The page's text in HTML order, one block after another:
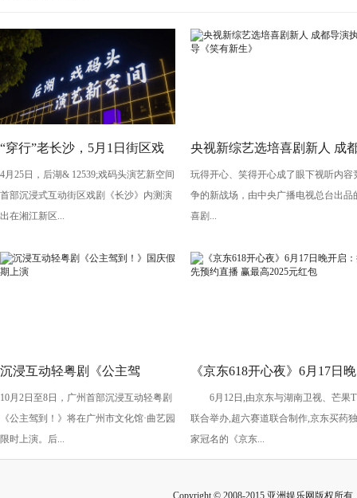
“穿行”老长沙，5月1日街区戏
剧《长沙》将亮相“后湖・戏码
头”
4月25日，后湖& 12539;戏码头演艺新空间
首部沉浸式互动街区戏剧《长沙》内测演
出在湘江新区...
央视新综艺选培喜剧新人 成
导演执导《笑有新生》
玩得开心、笑得开心成了眼下视听内容
争的新战场，由中央广播电视总台出品
喜剧...
沉浸互动轻粤剧《公主驾
到！》国庆假期上演
10月2日至8日，广州首部沉浸互动轻粤剧
《公主驾到！》将在广州市文化馆·曲艺园
限时上演。后...
《京东618开心夜》6月17日晚
开启：抢先预约直播 赢最高
2025元红包
6月12日,由京东与湖南卫视、芒果
联合举办,超六赛道联合制作,京东买药独
家冠名的《京东...
Copyright © 2008-2015 亚洲娱乐网版权所